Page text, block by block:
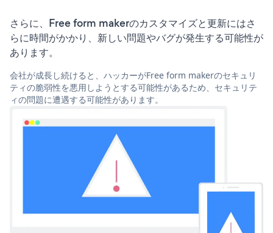
さらに、Free form makerのカスタマイズと更新にはさ
らに時間がかかり、新しい問題やバグが発生する可能性が
あります。
会社が成長し続けると、ハッカーがFree form makerのセキュリ
ティの脆弱性を悪用しようとする可能性があるため、セキュリテ
ィの問題に遭遇する可能性があります。